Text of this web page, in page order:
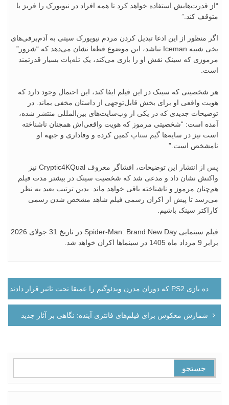
“از قدرت‌هایش استفاده خواهد کرد تا همه افراد در نیویورک را فریز یا
متوقف کند.”
اگر منظور از این ادعا تبدیل کردن مردم نیویورک سیتی به آدم‌برفی‌های
یخی شبیه Iceman نباشد، این موضوع قطعا نشان می‌دهد که “شرور”
مرموزی که سینک نقش او را بازی می‌کند، یک تله‌پات بسیار قدرتمند
است.
هر شخصیتی که سینک در این فیلم ایفا کند، این احتمال وجود دارد که
هویت واقعی او برای بخش قابل‌توجهی از داستان مخفی بماند. در
توضیحات جدیدی که در یکی از وب‌سایت‌های بین‌المللی منتشر شده،
آمده است: “شخصیتی مرموز که هویت واقعی‌اش همچنان ناشناخته
است نیز در سایه‌ها گیم ستاپ کمین کرده و وفاداری و جبهه او
نامشخص است.”
پس از انتشار این توضیحات، افشاگر معروف Cryptic4KQual نیز
واکنش نشان داد و مدعی شد که شخصیت سینک در بیشتر مدت فیلم
هم‌چنان مرموز و ناشناخته باقی خواهد ماند. بدین ترتیب بعید به نظر
می‌رسد تا پیش از اکران رسمی فیلم شاهد مشخص شدن رسمی
کاراکتر سینک باشیم.
فیلم سینمایی Spider-Man: Brand New Day در تاریخ 31 جولای 2026
برابر 9 مرداد ماه 1405 در سینماها اکران خواهد شد.
راهبری
نوشته
ده بازی PS2 که دوران مدرن ویدئوگیم را عمیقا تحت تاثیر قرار دادند
شمارش معکوس برای فیلم‌های فانتزی آینده: نگاهی بر آثار جدید
برای: